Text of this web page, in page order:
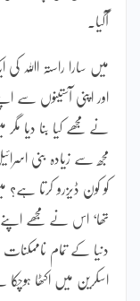
آگیا۔
میں سارا راستہ اﷲ کی
اور اپنی آستینوں سے
نے مجھے کیا بنا دیا
مجھ سے زیادہ بنی
کو کون ڈیزرو کرتا ہے؟
تھا‘ اس نے مجھے
دنیا کے تمام
اسکرین میں اکٹھا ہوچکا